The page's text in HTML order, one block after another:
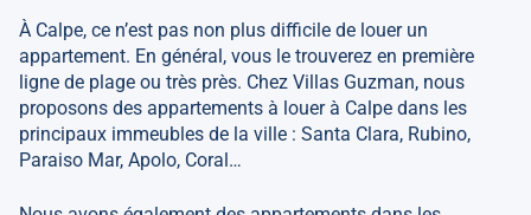
À Calpe, ce n’est pas non plus difficile de louer un
appartement. En général, vous le trouverez en première
ligne de plage ou très près. Chez Villas Guzman, nous
proposons des appartements à louer à Calpe dans les
principaux immeubles de la ville : Santa Clara, Rubino,
Paraiso Mar, Apolo, Coral…